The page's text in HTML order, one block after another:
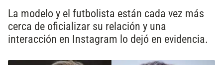
La modelo y el futbolista están cada vez más
cerca de oficializar su relación y una
interacción en Instagram lo dejó en evidencia.